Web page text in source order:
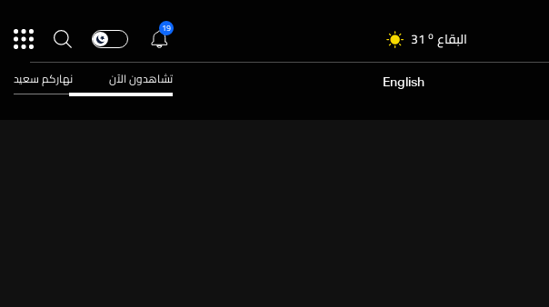
البقاع 31 o
الجنوب 29o
30
19
English تشاهدون الآن نهاركم سعيد